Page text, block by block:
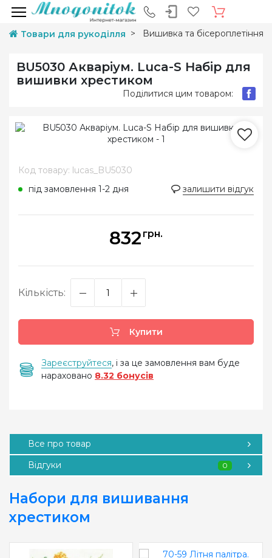
Товари для рукоділля Вишивка та бісероплетіння
BU5030 Акваріум. Luca-S Набір для
вишивки хрестиком
Поділитися цим товаром:
Код товару: lucas_BU5030
під замовлення 1-2 дня
залишити відгук
832 грн.
Кількість:
Купити
Зареєструйтеся, і за це замовлення вам буде
нараховано 8.32 бонусів
Все про товар
Відгуки
0
Набори для вишивання
хрестиком